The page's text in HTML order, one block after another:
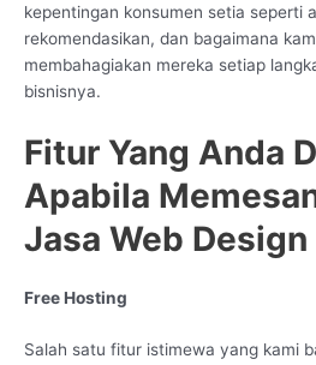
kepentingan konsumen setia seperti
rekomendasikan, dan bagaimana
membahagiakan mereka setiap
bisnisnya.
Fitur Yang Anda
Apabila
Jasa Web Design
Free Hosting
Salah satu fitur istimewa yang kami